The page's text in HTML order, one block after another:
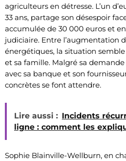
agriculteurs en détresse. L’un
33 ans, partage son désespoir
accumulée de 30 000 euros et
judiciaire. Entre l’augmentation
énergétiques, la situation
et sa famille. Malgré sa
avec sa banque et son
concrètes se font attendre.
Lire aussi : Incidents
ligne : comment les
Sophie Blainville-Wellburn, en